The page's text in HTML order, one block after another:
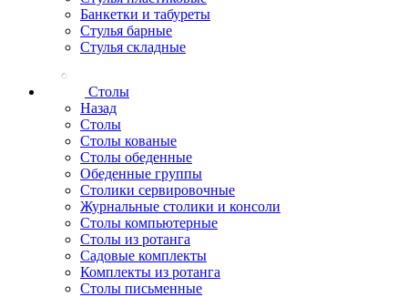
Банкетки и табуреты
Стулья барные
Стулья складные
Столы
Назад
Столы
Столы кованые
Столы обеденные
Обеденные группы
Столики сервировочные
Журнальные столики и консоли
Столы компьютерные
Столы из ротанга
Садовые комплекты
Комплекты из ротанга
Столы письменные